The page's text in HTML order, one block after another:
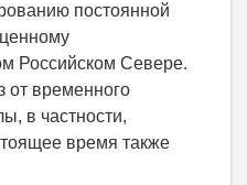
постоянной
Российском Севере.
от временного
в частности,
время также